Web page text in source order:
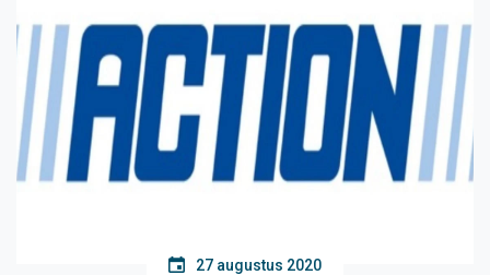
27 augustus 2020